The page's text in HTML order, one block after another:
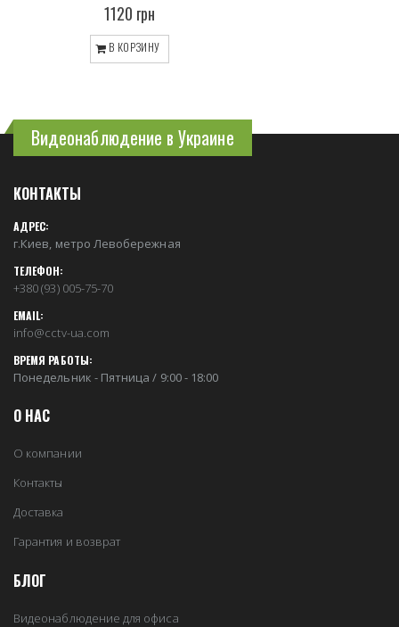
1120 грн
В КОРЗИНУ
Видеонаблюдение в Украине
КОНТАКТЫ
АДРЕС:
г.Киев, метро Левобережная
ТЕЛЕФОН:
+380 (93) 005-75-70
EMAIL:
info@cctv-ua.com
ВРЕМЯ РАБОТЫ:
Понедельник - Пятница / 9:00 - 18:00
О НАС
О компании
Контакты
Доставка
Гарантия и возврат
БЛОГ
Видеонаблюдение для офиса